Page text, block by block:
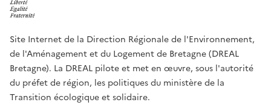
Site Internet de la Direction Régionale de l'Environnement,
de l'Aménagement et du Logement de Bretagne (DREAL
Bretagne). La DREAL pilote et met en œuvre, sous l'autorité
du préfet de région, les politiques du ministère de la
Transition écologique et solidaire.